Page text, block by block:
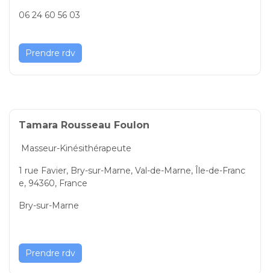
06 24 60 56 03
Prendre rdv
Tamara Rousseau Foulon
Masseur-Kinésithérapeute
1 rue Favier, Bry-sur-Marne, Val-de-Marne, Île-de-Franc
e, 94360, France
Bry-sur-Marne
Prendre rdv